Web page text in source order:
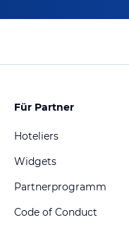
Für Partner
Hoteliers
Widgets
Partnerprogramm
Code of Conduct